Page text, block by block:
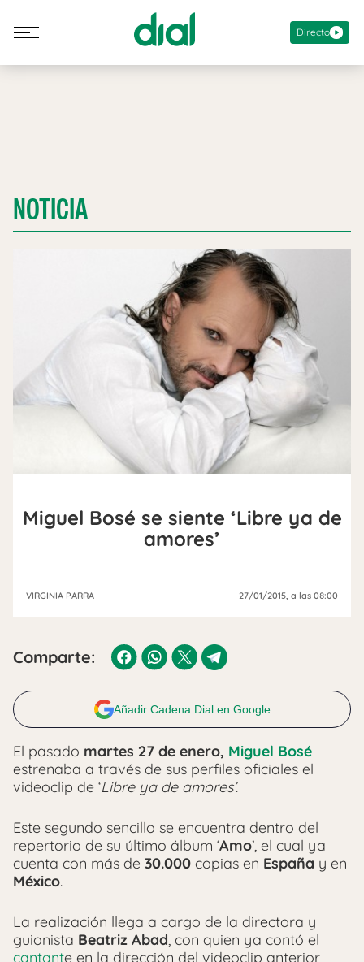
Directo
NOTICIA
Miguel Bosé se siente ‘Libre ya de
amores’
VIRGINIA PARRA 27/01/2015 , a las 08:00
Comparte:
Añadir Cadena Dial en Google
El pasado martes 27 de enero, Miguel Bosé
estrenaba a través de sus perfiles oficiales el
videoclip de ‘Libre ya de amores’.
Este segundo sencillo se encuentra dentro del
repertorio de su último álbum ‘Amo’, el cual ya
cuenta con más de 30.000 copias en España y en
México.
La realización llega a cargo de la directora y
guionista Beatriz Abad, con quien ya contó el
cantante en la dirección del videoclip anterior